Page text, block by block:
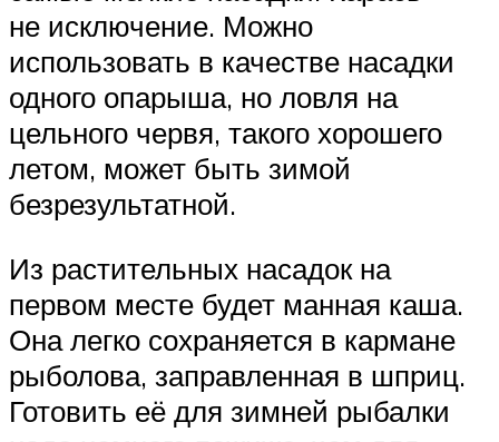
не исключение. Можно
использовать в качестве насадки
одного опарыша, но ловля на
цельного червя, такого хорошего
летом, может быть зимой
безрезультатной.
Из растительных насадок на
первом месте будет манная каша.
Она легко сохраняется в кармане
рыболова, заправленная в шприц.
Готовить её для зимней рыбалки